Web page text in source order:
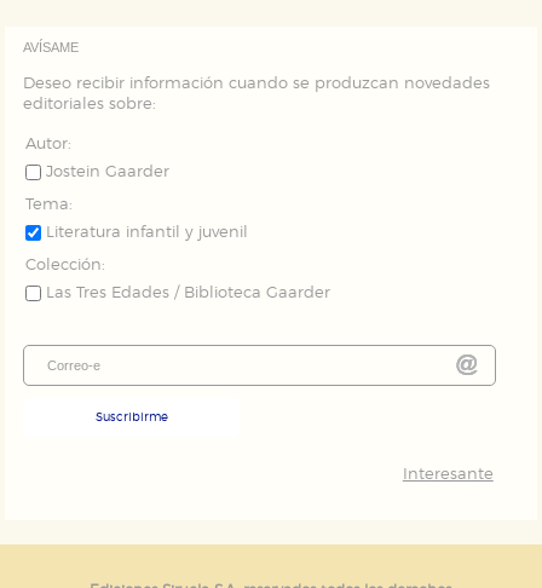
AVÍSAME
Deseo recibir información cuando se produzcan novedades
editoriales sobre:
Autor:
Jostein Gaarder
Tema:
Literatura infantil y juvenil
Colección:
Las Tres Edades / Biblioteca Gaarder
Suscribirme
Interesante